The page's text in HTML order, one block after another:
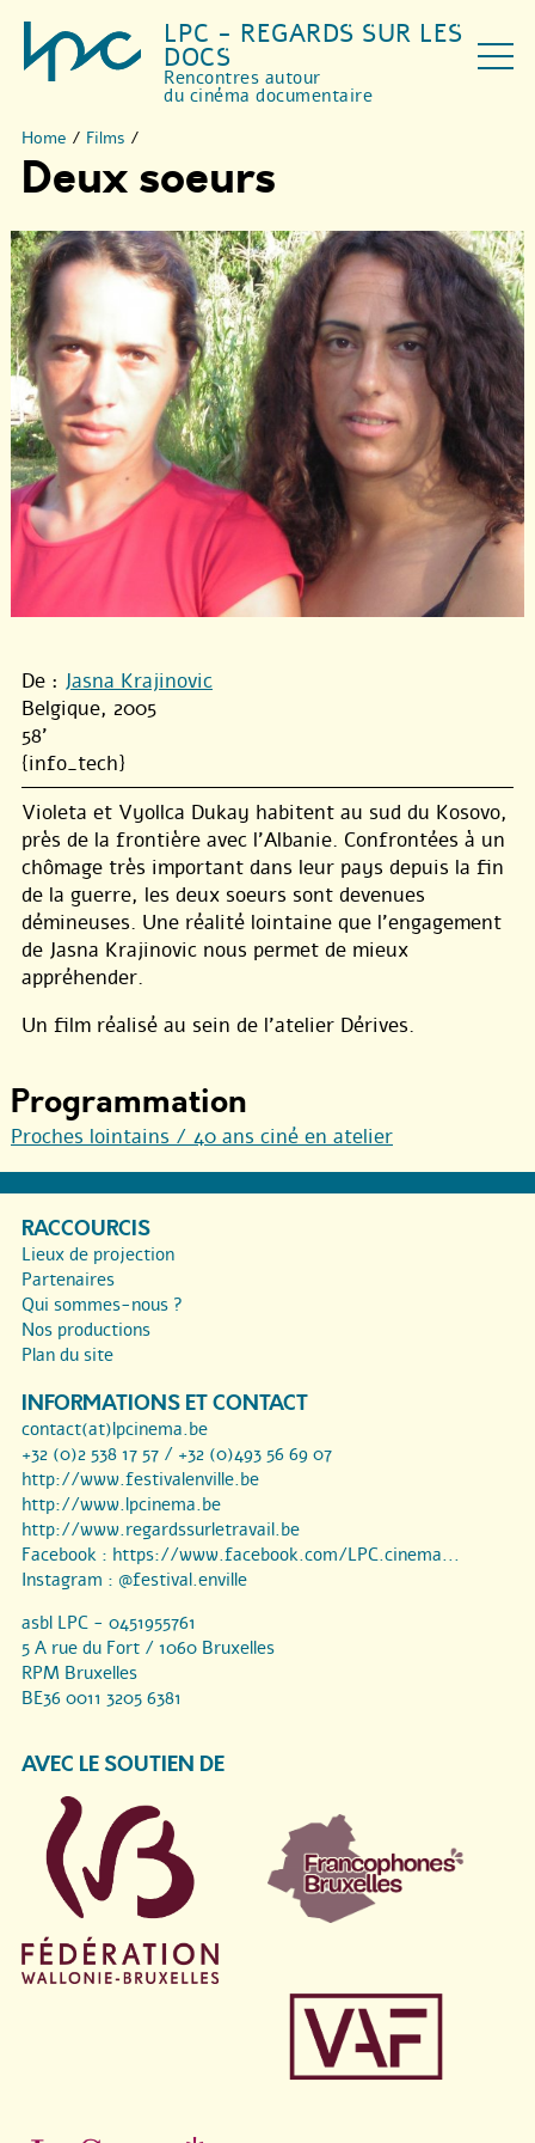
LPC - REGARDS SUR LES
DOCS
Rencontres autour
du cinéma documentaire
Home / Films /
Deux soeurs
De : Jasna Krajinovic
Belgique, 2005
58'
{info_tech}
Violeta et Vyollca Dukay habitent au sud du Kosovo,
près de la frontière avec l’Albanie. Confrontées à un
chômage très important dans leur pays depuis la fin
de la guerre, les deux soeurs sont devenues
démineuses. Une réalité lointaine que l’engagement
de Jasna Krajinovic nous permet de mieux
appréhender.
Un film réalisé au sein de l’atelier Dérives.
Programmation
Proches lointains / 40 ans ciné en atelier
RACCOURCIS
Lieux de projection
Partenaires
Qui sommes-nous ?
Nos productions
Plan du site
INFORMATIONS ET CONTACT
contact(at)lpcinema.be
+32 (0)2 538 17 57 / +32 (0)493 56 69 07
http://www.festivalenville.be
http://www.lpcinema.be
http://www.regardssurletravail.be
Facebook : https://www.facebook.com/LPC.cinema...
Instagram : @festival.enville
asbl LPC - 0451955761
5 A rue du Fort / 1060 Bruxelles
RPM Bruxelles
BE36 0011 3205 6381
AVEC LE SOUTIEN DE